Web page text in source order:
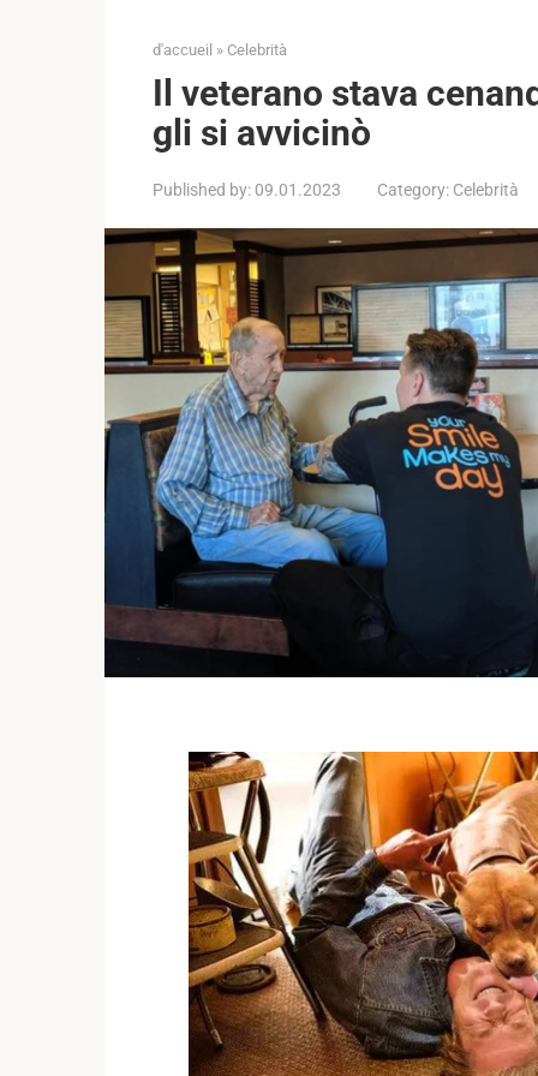
d'accueil » Celebrità
Il veterano stava
gli si avvicinò
Published by: 09.01.2023 Category: Celebrità